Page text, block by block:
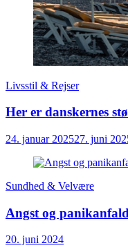
Livsstil & Rejser
Her er danskernes
24. januar 202527. juni
Sundhed & Velvære
Angst og
20. juni 2024